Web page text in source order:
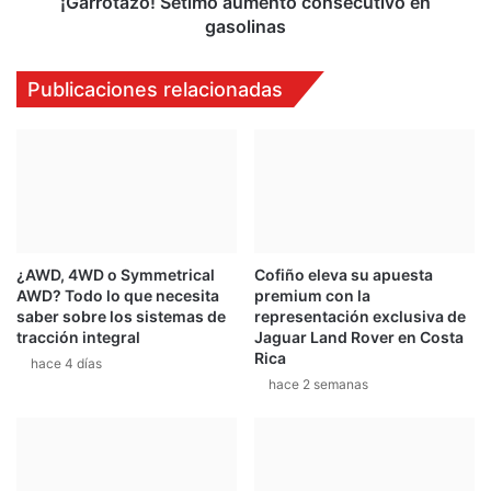
gasolinas
Publicaciones relacionadas
¿AWD, 4WD o Symmetrical
AWD? Todo lo que necesita
saber sobre los sistemas de
tracción integral
hace 4 días
Cofiño eleva su apuesta
premium con la
representación exclusiva de
Jaguar Land Rover en Costa
Rica
hace 2 semanas